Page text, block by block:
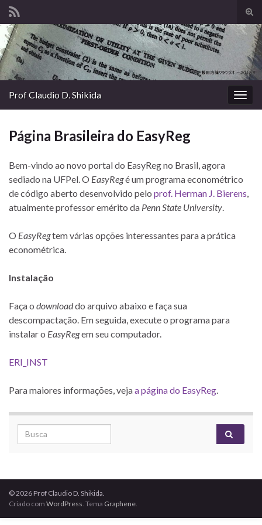
de
Search for:
Prof Claudio D. Shikida
Página Brasileira do EasyReg
Bem-vindo ao novo portal do EasyReg no Brasil, agora
sediado na UFPel. O EasyRegé um programa econométrico
de código aberto desenvolvido pelo prof. Herman J. Bierens
atualmente professor emérito da Penn State University
O EasyRegtem várias opções interessantes para a prática
econométrica.
Instalação
Faça o downloaddo arquivo abaixo e faça sua
descompactação. Em seguida, execute o programa para
instalar o EasyRegem seu computador.
ERI_INST
Para maiores informações, vejaa página do EasyReg
Search for:
© 2026 Prof Claudio D. Shikida.
Criado com WordPress . Tema Graphene